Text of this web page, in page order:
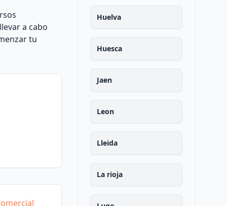
a cabo
tu
Huelva
Huesca
Jaen
Leon
Lleida
La rioja